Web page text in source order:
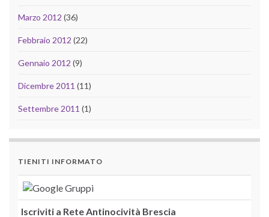
Marzo 2012 (36)
Febbraio 2012 (22)
Gennaio 2012 (9)
Dicembre 2011 (11)
Settembre 2011 (1)
TIENITI INFORMATO
Iscriviti a Rete Antinocività Brescia